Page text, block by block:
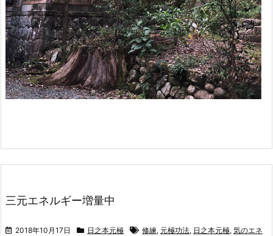
三元エネルギー増量中
2018年10月17日 日之本元極 修練, 元極功法, 日之本元極, 気のエネ